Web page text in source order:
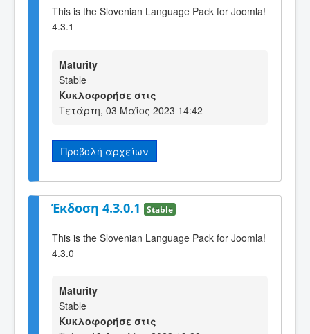
This is the Slovenian Language Pack for Joomla!
4.3.1
Maturity
Stable
Κυκλοφορήσε στις
Τετάρτη, 03 Μαϊος 2023 14:42
Προβολή αρχείων
Έκδοση 4.3.0.1 Stable
This is the Slovenian Language Pack for Joomla!
4.3.0
Maturity
Stable
Κυκλοφορήσε στις